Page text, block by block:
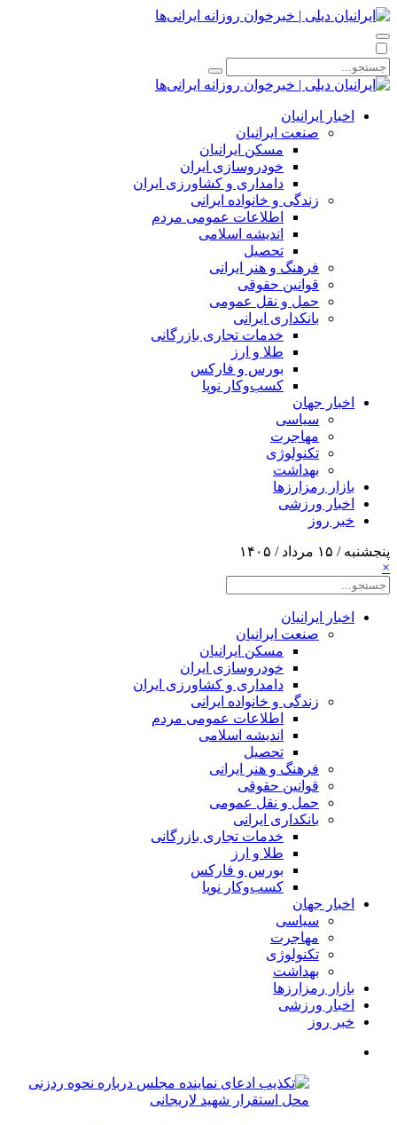
اخبار ایرانیان
صنعت ایرانیان
مسکن ایرانیان
خودروسازی ایران
دامداری و کشاورزی ایران
زندگی و خانواده ایرانی
اطلاعات عمومی مردم
اندیشه اسلامی
تحصیل
فرهنگ و هنر ایرانی
قوانین حقوقی
حمل و نقل عمومی
بانکداری ایرانی
خدمات تجاری بازرگانی
طلا و ارز
بورس و فارکس
کسب‌وکار نوپا
اخبار جهان
سیاسی
مهاجرت
تکنولوژی
بهداشت
بازار رمزارزها
اخبار ورزشی
خبر روز
پنجشنبه / ۱۵ مرداد / ۱۴۰۵
×
اخبار ایرانیان
صنعت ایرانیان
مسکن ایرانیان
خودروسازی ایران
دامداری و کشاورزی ایران
زندگی و خانواده ایرانی
اطلاعات عمومی مردم
اندیشه اسلامی
تحصیل
فرهنگ و هنر ایرانی
قوانین حقوقی
حمل و نقل عمومی
بانکداری ایرانی
خدمات تجاری بازرگانی
طلا و ارز
بورس و فارکس
کسب‌وکار نوپا
اخبار جهان
سیاسی
مهاجرت
تکنولوژی
بهداشت
بازار رمزارزها
اخبار ورزشی
خبر روز